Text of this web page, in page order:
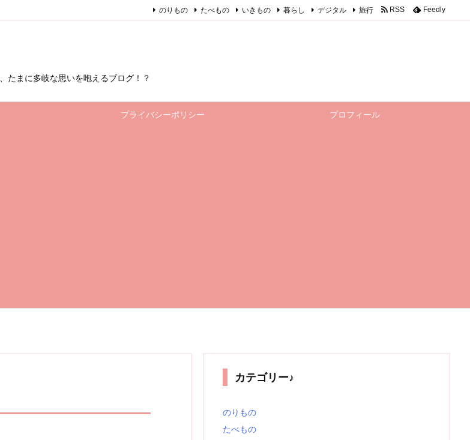
たまに多岐な思いを咆えるブログ！？
プライバシーポリシー プロフィール
のりもの たべもの いきもの 暮らし デジタル 旅行 RSS Feedly
カテゴリー♪
のりもの
たべもの